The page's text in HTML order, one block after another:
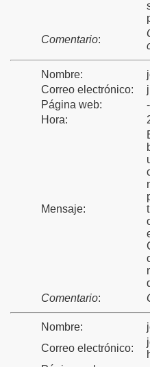
Comentario:
Nombre:
Correo electrónico:
Página web:
-
Hora:
Mensaje:
Comentario:
Nombre:
Correo electrónico: